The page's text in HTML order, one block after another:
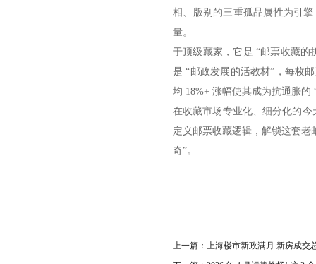
相、版别的三重孤品属性为引
量。
于顶级藏家，它是 “邮票收藏的
是 “邮政发展的活教材”，每枚
均 18%+ 涨幅使其成为抗通胀的
在收藏市场专业化、细分化的
定义邮票收藏逻辑，解锁这套老
奇”。
上一篇： 上海楼市新政满月 新房成交